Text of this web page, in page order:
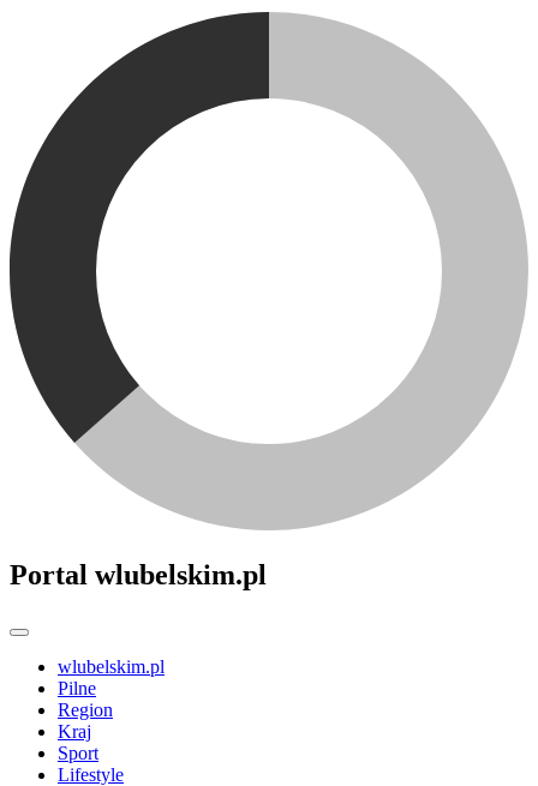
Portal wlubelskim.pl
wlubelskim.pl
Pilne
Region
Kraj
Sport
Lifestyle